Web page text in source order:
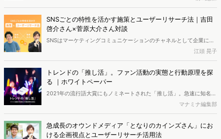
ニュースアプリを利用するユーザーはどのような人たちなのか。どの
ような消費ニーズがあるのか。Web行動ログデータとアンケートデー
タをもとに検証しました。
SNSごとの特性を活かす施策とユーザーリサーチ法｜吉田
啓介さん×菅原大介さん対談
SNSはマーケティングコミュニケーションのチャネルとして企業に欠
かせない存在となりつつ、近年はソーシャルリスニングの手法に代表
されるように、自社ユーザーの声をSNS上で収集して分析することで
ヒット商品が誕生する事例も多数出てきています。ただ、SNSの担当
者の方にとって、Twitter、Instagram、Facebookなど様々あるSNS
を、どのように活用し、また分析すれば良いか迷うこともあるのでは
ないでしょうか。 SNSごとの特性を活かしたマーケティング施策とユ
ーザーリサーチの手法について、カラビナハートのマーケティングコ
ンサルタント、吉田啓介さんとリサーチャーの菅原大介さんに対談い
ただきました。
江頭 晃子
トレンドの「推し活」。ファン活動の実態と行動原理を探
る ｜ホワイトペーパー
2021年の流行語大賞にもノミネートされた「推し活」。急速に知名度
を上げたこのワードの検索者数は、2020年9月から2022年8月までの
2年間で10倍以上に急増しました。どういう人が、どういう媒体を利
用して、どんなものを推しているのか？熱量が減少する要素とは？
「推し活」の実態を徹底調査しました。（ページ数｜34ページ）
マナミナ編集部
急成長のオウンドメディア「となりのカインズさん」にお
ける企画視点とユーザーリサーチ活用法